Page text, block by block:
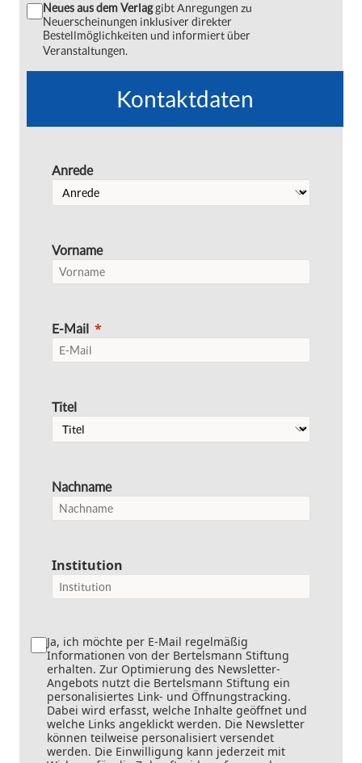
Neues aus dem Verlaggibt Anregungen zu
Neuerscheinungen inklusiver direkter
Bestellmöglichkeiten und informiert über
Veranstaltungen.
Kontaktdaten
Anrede
Vorname
E-Mail
Titel
Nachname
Institution
Ja, ich möchte per E-Mail regelmäßig
Informationen von der Bertelsmann Stiftung
erhalten. Zur Optimierung des Newsletter-
Angebots nutzt die Bertelsmann Stiftung ein
personalisiertes Link- und Öffnungstracking.
Dabei wird erfasst, welche Inhalte geöffnet und
welche Links angeklickt werden. Die Newsletter
können teilweise personalisiert versendet
werden. Die Einwilligung kann jederzeit mit